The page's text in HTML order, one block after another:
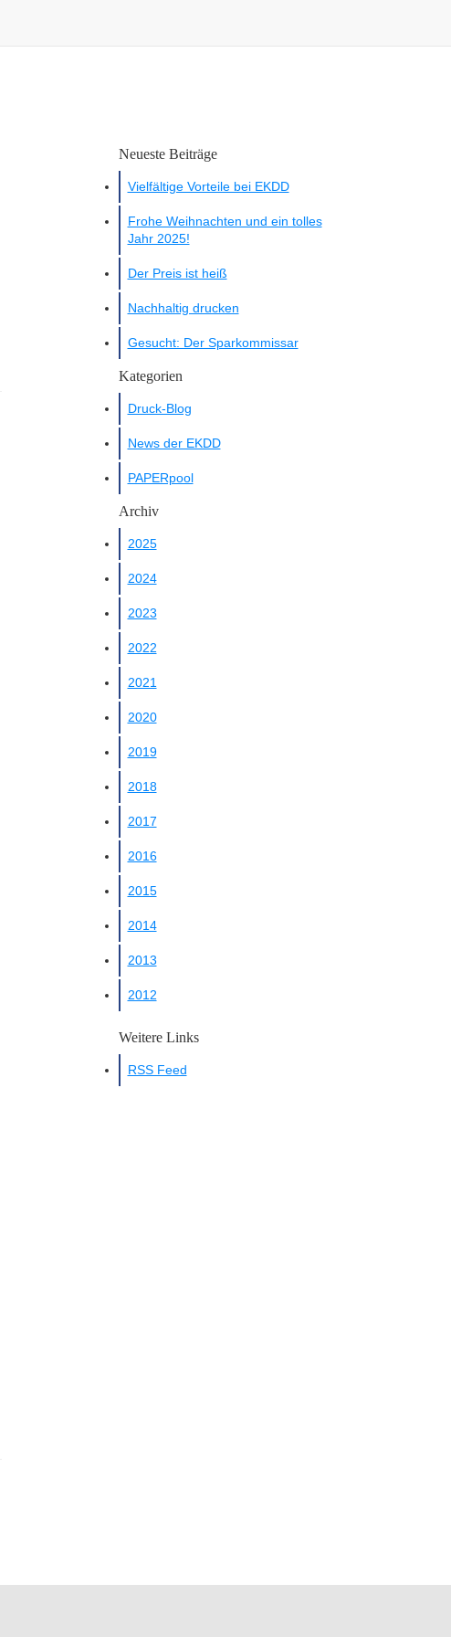
Neueste Beiträge
Vielfältige Vorteile bei EKDD
Frohe Weihnachten und ein tolles
Jahr 2025!
Der Preis ist heiß
Nachhaltig drucken
Gesucht: Der Sparkommissar
Kategorien
Druck-Blog
News der EKDD
PAPERpool
Archiv
2025
2024
2023
2022
2021
2020
2019
2018
2017
2016
2015
2014
2013
2012
Weitere Links
RSS Feed